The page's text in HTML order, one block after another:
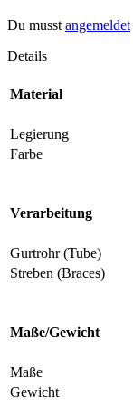
Du musst angemeldet
Details
Material
Legierung
Farbe
Verarbeitung
Gurtrohr (Tube)
Streben (Braces)
Maße/Gewicht
Maße
Gewicht